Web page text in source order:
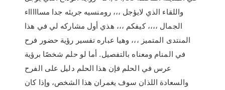
واللقاء الذي لايؤجل ،،، رومنسيه جريئه جدا مساااااء
الجمال ،،،، كيفكم ،،، هذي أول مشاركه لي في هذا
المنتدى المتميز ،،، وهيا عباره تفسير رؤية حضور فرح
في المنام ومعناه بالتفصيل. أما لو حلم شخصًا برؤية
عرس في الحلم فإن هذا الحلم دليل على الفرح
والسعادة اللذان سوف يغمران هذا الشخص، وإذا كان